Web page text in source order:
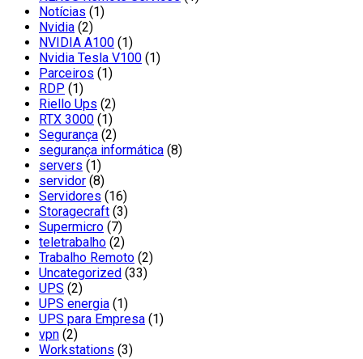
Notícias (1)
Nvidia (2)
NVIDIA A100 (1)
Nvidia Tesla V100 (1)
Parceiros (1)
RDP (1)
Riello Ups (2)
RTX 3000 (1)
Segurança (2)
segurança informática (8)
servers (1)
servidor (8)
Servidores (16)
Storagecraft (3)
Supermicro (7)
teletrabalho (2)
Trabalho Remoto (2)
Uncategorized (33)
UPS (2)
UPS energia (1)
UPS para Empresa (1)
vpn (2)
Workstations (3)